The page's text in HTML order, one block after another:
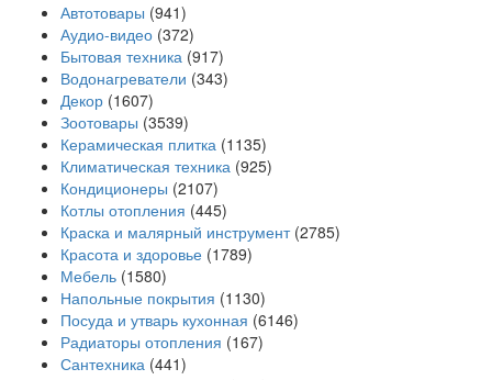
Автотовары (941)
Аудио-видео (372)
Бытовая техника (917)
Водонагреватели (343)
Декор (1607)
Зоотовары (3539)
Керамическая плитка (1135)
Климатическая техника (925)
Кондиционеры (2107)
Котлы отопления (445)
Краска и малярный инструмент (2785)
Красота и здоровье (1789)
Мебель (1580)
Напольные покрытия (1130)
Посуда и утварь кухонная (6146)
Радиаторы отопления (167)
Сантехника (441)